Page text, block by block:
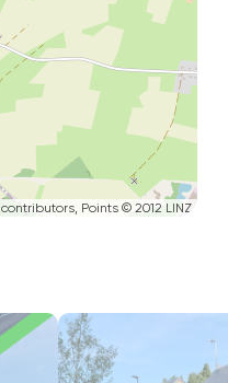
contributors, Points © 2012 LINZ